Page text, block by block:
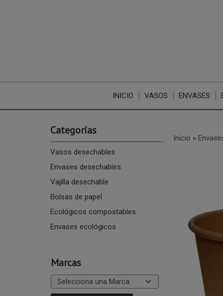
INICIO VASOS ENVASES
Categorías
Vasos desechables
Envases desechables
Vajilla desechable
Bolsas de papel
Ecológicos compostables
Envases ecológicos
Marcas
Inicio »